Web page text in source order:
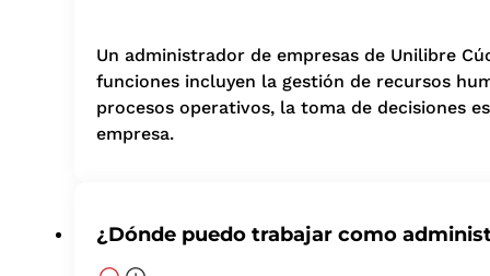
Un administrador de empresas de Unilibre
funciones incluyen la gestión de recursos
procesos operativos, la toma de decisiones
empresa.
¿Dónde puedo trabajar como